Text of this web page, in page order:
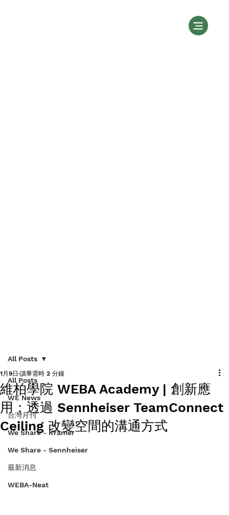
All Posts
WE News
台灣月刊
We Share - Kramer
We Share - Sennheiser
最新消息
WEBA-Neat
All Posts
維柏學院 WEBA Academy | 創新應
用：透過 Sennheiser TeamConnect
Ceiling 改變空間的溝通方式
1月9日 讀畢需時 2 分鐘